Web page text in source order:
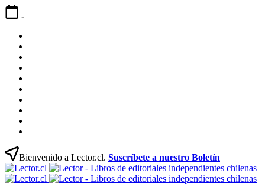
Saltar
contenido
-
Bienvenido a Lector.cl. Suscríbete a nuestro Boletín
-
Revista